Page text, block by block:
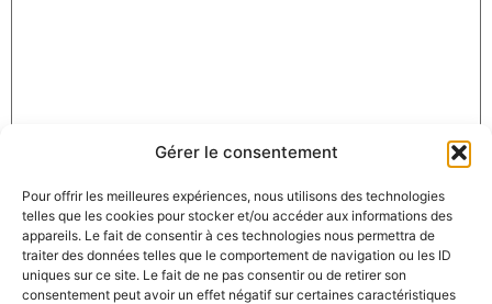
Gérer le consentement
Pour offrir les meilleures expériences, nous utilisons des technologies
telles que les cookies pour stocker et/ou accéder aux informations des
appareils. Le fait de consentir à ces technologies nous permettra de
traiter des données telles que le comportement de navigation ou les ID
uniques sur ce site. Le fait de ne pas consentir ou de retirer son
consentement peut avoir un effet négatif sur certaines caractéristiques
E-mail*